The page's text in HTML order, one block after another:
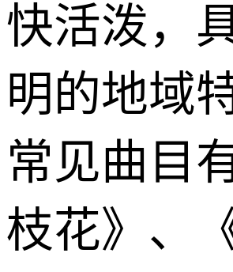
快活泼，
明的地域
常见曲目
枝花》、